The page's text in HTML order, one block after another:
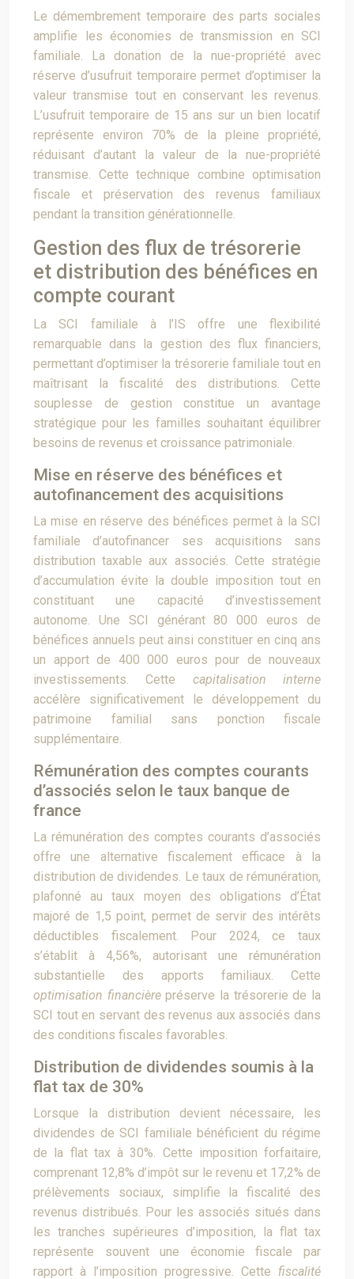
Le démembrement temporaire des parts sociales
amplifie les économies de transmission en SCI
familiale. La donation de la nue-propriété avec
réserve d’usufruit temporaire permet d’optimiser la
valeur transmise tout en conservant les revenus.
L’usufruit temporaire de 15 ans sur un bien locatif
représente environ 70% de la pleine propriété,
réduisant d’autant la valeur de la nue-propriété
transmise. Cette technique combine optimisation
fiscale et préservation des revenus familiaux
pendant la transition générationnelle.
Gestion des flux de trésorerie
et distribution des bénéfices en
compte courant
La SCI familiale à l’IS offre une flexibilité
remarquable dans la gestion des flux financiers,
permettant d’optimiser la trésorerie familiale tout en
maîtrisant la fiscalité des distributions. Cette
souplesse de gestion constitue un avantage
stratégique pour les familles souhaitant équilibrer
besoins de revenus et croissance patrimoniale.
Mise en réserve des bénéfices et
autofinancement des acquisitions
La mise en réserve des bénéfices permet à la SCI
familiale d’autofinancer ses acquisitions sans
distribution taxable aux associés. Cette stratégie
d’accumulation évite la double imposition tout en
constituant une capacité d’investissement
autonome. Une SCI générant 80 000 euros de
bénéfices annuels peut ainsi constituer en cinq ans
un apport de 400 000 euros pour de nouveaux
investissements. Cette capitalisation interne
accélère significativement le développement du
patrimoine familial sans ponction fiscale
supplémentaire.
Rémunération des comptes courants
d’associés selon le taux banque de
france
La rémunération des comptes courants d’associés
offre une alternative fiscalement efficace à la
distribution de dividendes. Le taux de rémunération,
plafonné au taux moyen des obligations d’État
majoré de 1,5 point, permet de servir des intérêts
déductibles fiscalement. Pour 2024, ce taux
s’établit à 4,56%, autorisant une rémunération
substantielle des apports familiaux. Cette
optimisation financièrepréserve la trésorerie de la
SCI tout en servant des revenus aux associés dans
des conditions fiscales favorables.
Distribution de dividendes soumis à la
flat tax de 30%
Lorsque la distribution devient nécessaire, les
dividendes de SCI familiale bénéficient du régime
de la flat tax à 30%. Cette imposition forfaitaire,
comprenant 12,8% d’impôt sur le revenu et 17,2% de
prélèvements sociaux, simplifie la fiscalité des
revenus distribués. Pour les associés situés dans
les tranches supérieures d’imposition, la flat tax
représente souvent une économie fiscale par
rapport à l’imposition progressive. Cette fiscalité